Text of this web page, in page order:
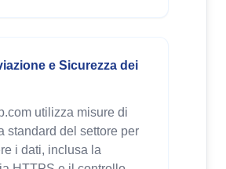
e Sicurezza dei
utilizza misure di
standard del settore per
i dati, inclusa la